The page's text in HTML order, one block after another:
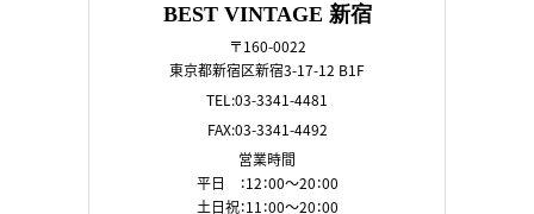
BEST VINTAGE 新宿
〒160-0022
東京都新宿区新宿3-17-12 B1F
TEL:03-3341-4481
FAX:03-3341-4492
営業時間
平日 ：12：00～20：00
土日祝：11：00～20：00